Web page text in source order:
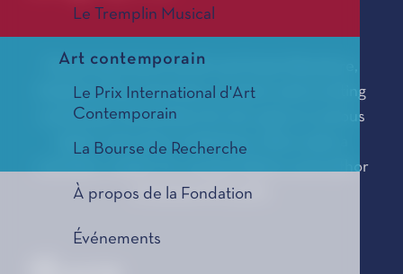
Le Tremplin Musical
Art contemporain
Le Prix International d'Art
Contemporain
La Bourse de Recherche
À propos de la Fondation
Événements
Passionate about youth and Asian literature,
Delphine Roux has been a trainer and a writing
workshops stewardess for ten years in various
higher education institutions. She is also a
volunteer reader for young children and author
of stories for youth.